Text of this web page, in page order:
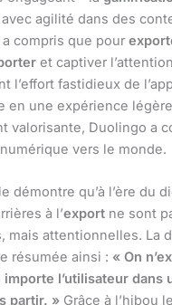
avec agilité dans des
compris que pour
et captiver
l’effort fastidieux de
en une expérience
valorisante, Duolingo a
vers le monde.
démontre qu’à l’ère du
à l’export ne sont
mais attentionnelles. La
résumée ainsi : « On
l’utilisateur dans
partir. » Grâce à l’hibou